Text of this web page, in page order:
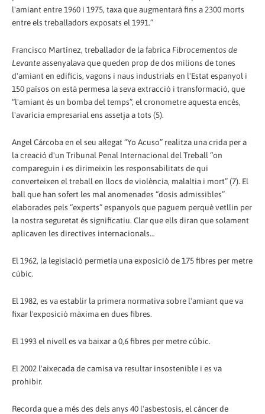
l'amiant entre 1960 i 1975, taxa que augmentarà fins a 2300 morts
entre els treballadors exposats el 1991.”
Francisco Martínez, treballador de la fabrica Fibrocementos de
Levanteassenyalava que queden prop de dos milions de tones
d'amiant en edificis, vagons i naus industrials en l'Estat espanyol i
150 països on està permesa la seva extracció i transformació, que
“l'amiant és un bomba del temps”, el cronometre aquesta encès,
l'avarícia empresarial ens assetja a tots (5).
Angel Cárcoba en el seu al·legat “Yo Acuso” realitza una crida per a
la creació d'un Tribunal Penal Internacional del Treball “on
compareguin i es dirimeixin les responsabilitats de qui
converteixen el treball en llocs de violència, malaltia i mort” (7). El
ball que han sofert les mal anomenades “dosis admissibles”
elaborades pels “experts” espanyols que paguem perquè vetllin per
la nostra seguretat és significatiu. Clar que ells diran que solament
aplicaven les directives internacionals…
El 1962, la legislació permetia una exposició de 175 fibres per metre
cúbic.
El 1982, es va establir la primera normativa sobre l'amiant que va
fixar l'exposició màxima en dues fibres.
El 1993 el nivell es va baixar a 0,6 fibres per metre cúbic.
El 2002 l'aixecada de camisa va resultar insostenible i es va
prohibir.
Recorda que a més des dels anys 40 l'asbestosis, el càncer de